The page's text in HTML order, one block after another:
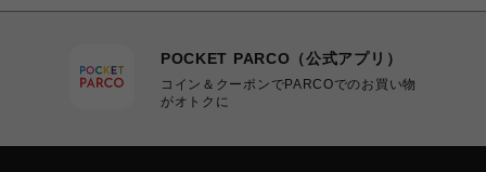
POCKET PARCO（公式アプリ）
コイン＆クーポンでPARCOでのお買い物
がオトクに